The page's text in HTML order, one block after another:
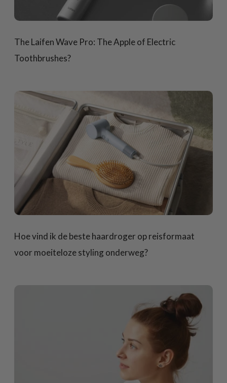
The Laifen Wave Pro: The Apple of Electric
Toothbrushes?
Hoe vind ik de beste haardroger op reisformaat
voor moeiteloze styling onderweg?